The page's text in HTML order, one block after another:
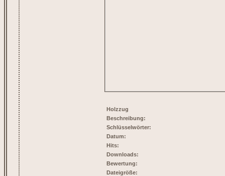
Holzzug
Beschreibung:
Schlüsselwörter:
Datum:
Hits:
Downloads:
Bewertung:
Dateigröße: